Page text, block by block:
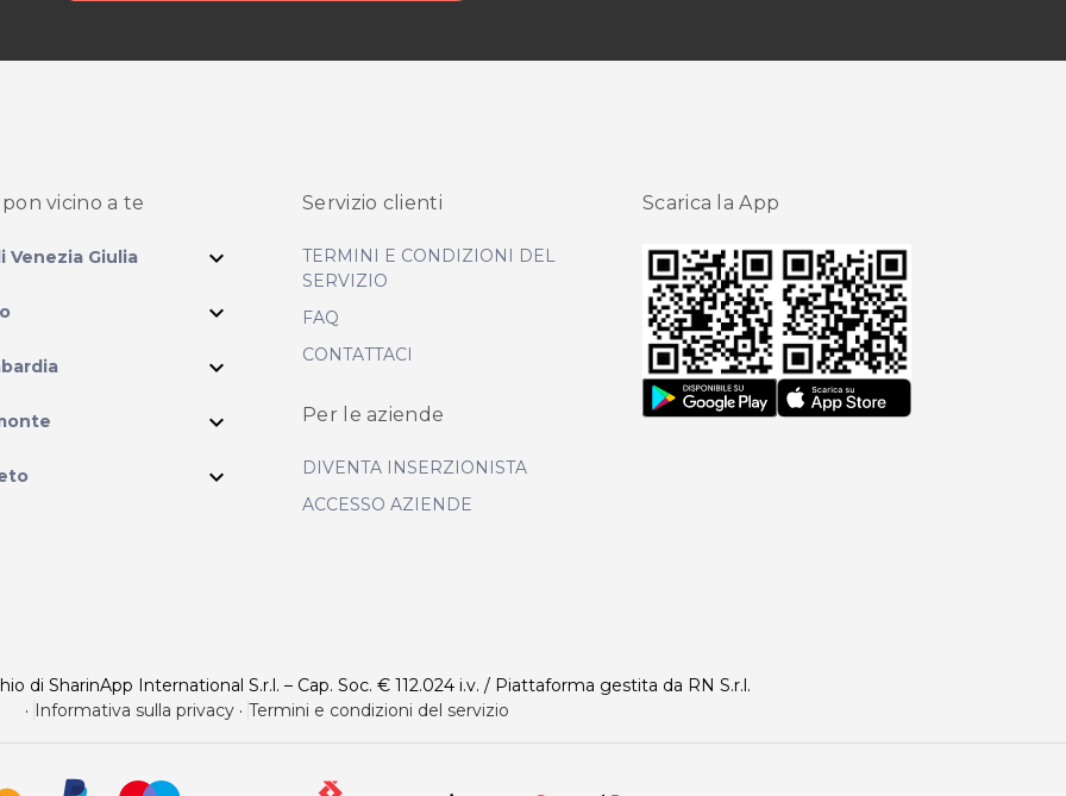
vicino a te
Venezia Giulia expand_more
expand_more
expand_more
expand_more
expand_more
Servizio clienti
TERMINI E CONDIZIONI DEL
SERVIZIO
FAQ
CONTATTACI
Per le aziende
DIVENTA INSERZIONISTA
ACCESSO AZIENDE
Scarica la App
di SharinApp International S.r.l. – Cap. Soc. € 112.024 i.v. / Piattaforma gestita da RN S.r.l.
· Informativa sulla privacy· Termini e condizioni del servizio